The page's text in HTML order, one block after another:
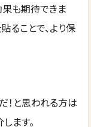
も期待できま
ることで、より保
！と思われる方は
ます。